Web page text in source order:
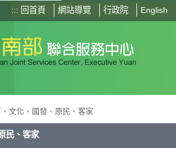
::: 回首頁 網站導覽 行政院 English
文化、國發、原民、客家
民、客家